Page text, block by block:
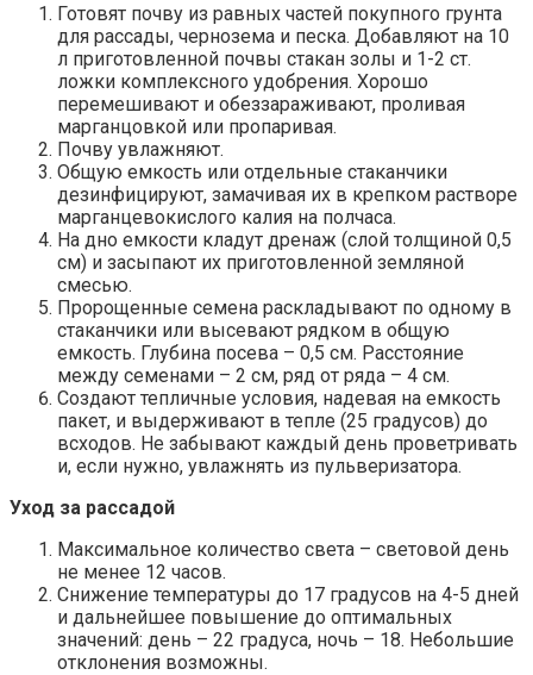
Готовят почву из равных частей покупного грунта
для рассады, чернозема и песка. Добавляют на 10
л приготовленной почвы стакан золы и 1-2 ст.
ложки комплексного удобрения. Хорошо
перемешивают и обеззараживают, проливая
марганцовкой или пропаривая.
Почву увлажняют.
Общую емкость или отдельные стаканчики
дезинфицируют, замачивая их в крепком растворе
марганцевокислого калия на полчаса.
На дно емкости кладут дренаж (слой толщиной 0,5
см) и засыпают их приготовленной земляной
смесью.
Пророщенные семена раскладывают по одному в
стаканчики или высевают рядком в общую
емкость. Глубина посева – 0,5 см. Расстояние
между семенами – 2 см, ряд от ряда – 4 см.
Создают тепличные условия, надевая на емкость
пакет, и выдерживают в тепле (25 градусов) до
всходов. Не забывают каждый день проветривать
и, если нужно, увлажнять из пульверизатора.
Уход за рассадой
Максимальное количество света – световой день
не менее 12 часов.
Снижение температуры до 17 градусов на 4-5 дней
и дальнейшее повышение до оптимальных
значений: день – 22 градуса, ночь – 18. Небольшие
отклонения возможны.